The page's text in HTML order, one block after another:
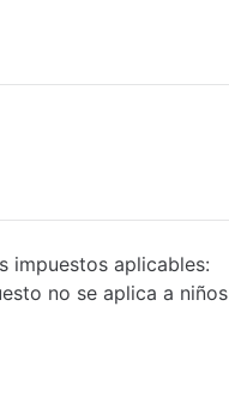
impuestos aplicables:
no se aplica a